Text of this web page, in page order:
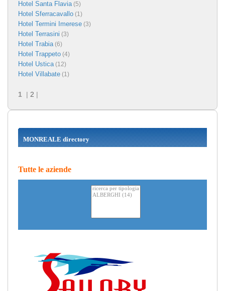
Hotel Santa Flavia(5)
Hotel Sferracavallo (1)
Hotel Termini Imerese (3)
Hotel Terrasini (3)
Hotel Trabia(6)
Hotel Trappeto (4)
Hotel Ustica(12)
Hotel Villabate (1)
1 | 2 |
MONREALE directory
Tutte le aziende